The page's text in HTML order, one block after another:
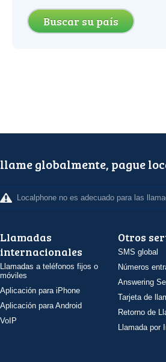
Buscar su país
llame globalmente, pague
Localphone no es adecuado para las
Llamadas
internacionales
Llamadas a teléfonos fijos o
móviles
Aplicación para iPhone
Aplicación para Android
VoIP
Otros
SMS global
Números
Answering
Tarjeta de
Retorno de
Llamada por